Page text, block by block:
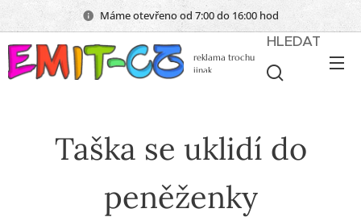
Máme otevřeno od 7:00 do 16:00 hod
reklama trochu
jinak
HLEDAT
Taška se uklidí do
peněženky